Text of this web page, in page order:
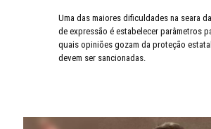
Uma das maiores dificuldades na seara
de expressão é estabelecer parâmetros
quais opiniões gozam da proteção
devem ser sancionadas.